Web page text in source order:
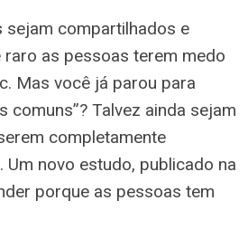
sejam compartilhados e
as pessoas terem medo
Mas você já parou para
Talvez ainda sejam
completamente
novo estudo, publicado na
porque as pessoas tem